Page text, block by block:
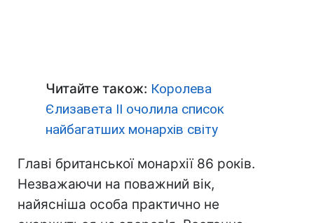
Читайте також: Королева
Єлизавета II очолила список
найбагатших монархів світу
Главі британської монархії 86 років.
Незважаючи на поважний вік,
найясніша особа практично не